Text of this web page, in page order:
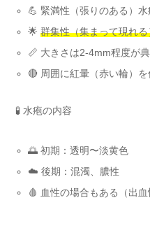
💪 緊満性（張りのある）水
🌟群集性（集まって現れ
📏 大きさは2-4mm程度が
🔴 周囲に紅暈（赤い輪）を
🧪 水疱の内容
🌅 初期：透明〜淡黄色
☁️ 後期：混濁、膿性
🩸 血性の場合もある（出血